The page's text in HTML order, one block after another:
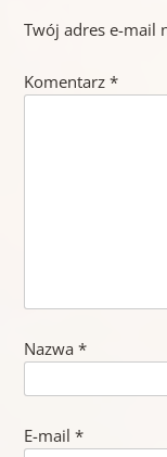
Twój adres e-mail
Komentarz *
Nazwa *
E-mail *